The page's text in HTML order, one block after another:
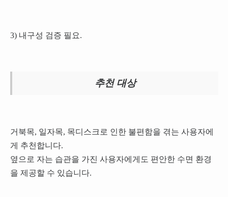
3) 내구성 검증 필요.
추천 대상
거북목, 일자목, 목디스크로 인한 불편함을 겪는 사용자에
게 추천합니다.
옆으로 자는 습관을 가진 사용자에게도 편안한 수면 환경
을 제공할 수 있습니다.